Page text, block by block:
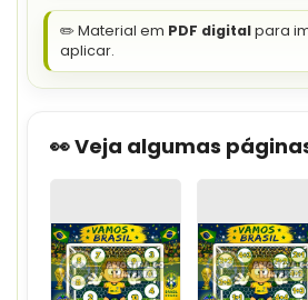
✏️ Material em PDF digitalpara
aplicar.
👀 Veja algumas